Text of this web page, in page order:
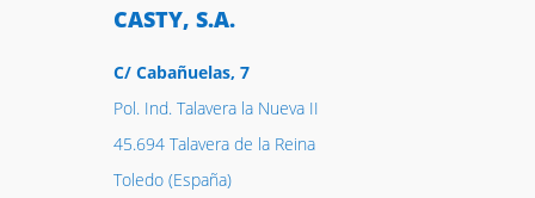
CASTY, S.A.
C/ Cabañuelas, 7
Pol. Ind. Talavera la Nueva II
45.694 Talavera de la Reina
Toledo (España)